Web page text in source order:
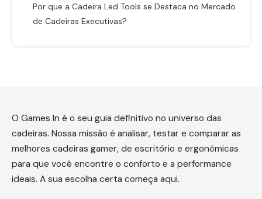
Por que a Cadeira Led Tools se Destaca no Mercado
de Cadeiras Executivas?
O Games In é o seu guia definitivo no universo das
cadeiras. Nossa missão é analisar, testar e comparar as
melhores cadeiras gamer, de escritório e ergonômicas
para que você encontre o conforto e a performance
ideais. A sua escolha certa começa aqui.